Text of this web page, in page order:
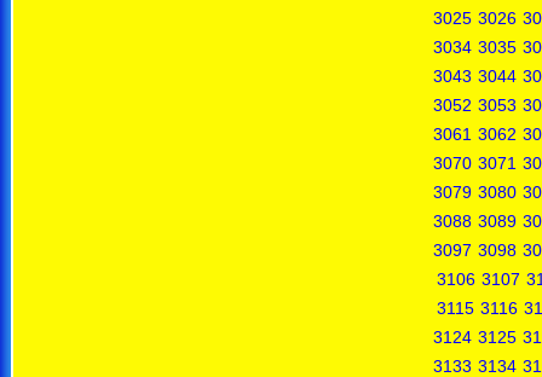
3025 3026
3034 3035
3043 3044
3052 3053
3061 3062
3070 3071
3079 3080
3088 3089
3097 3098
3106 3107
3115 3116
3124 3125
3133 3134